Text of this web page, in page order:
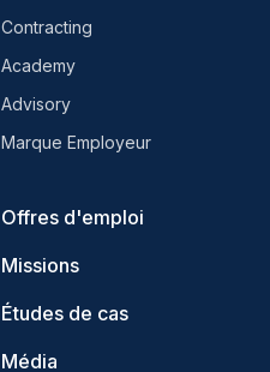
Contracting
Academy
Advisory
Marque Employeur
Offres d'emploi
Missions
Études de cas
Média